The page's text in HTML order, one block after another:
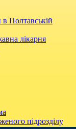
Полтавській
лікарня
підрозділу